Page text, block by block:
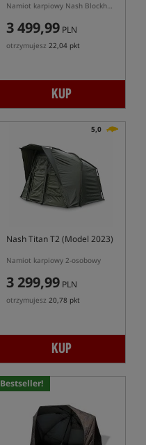
Namiot karpiowy Nash Blockhouse 2 osobowy
3 499,99 PLN
otrzymujesz 22,04 pkt
KUP
5,0
Nash Titan T2 (Model 2023)
Namiot karpiowy 2-osobowy
3 299,99 PLN
otrzymujesz 20,78 pkt
KUP
Bestseller!